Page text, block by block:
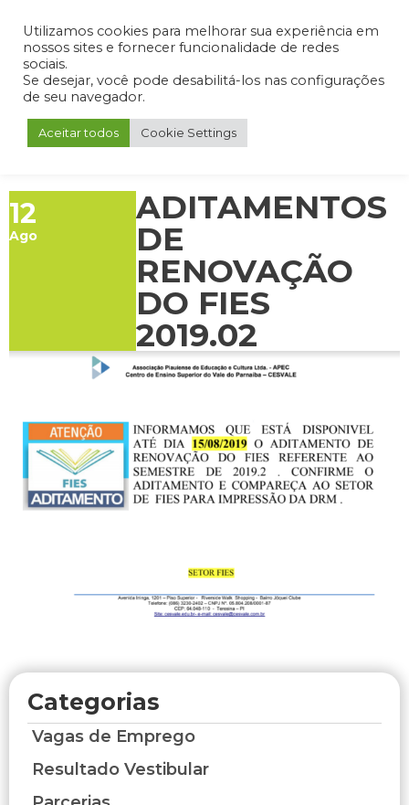
Admin Portal do Aluno Portal do Professor Portal do Coordenador
12
Ago
ADITAMENTOS
DE
RENOVAÇÃO
DO FIES
2019.02
Categorias
Vagas de Emprego
Resultado Vestibular
Utilizamos cookies para melhorar sua experiência em
nossos sites e fornecer funcionalidade de redes
sociais.
Se desejar, você pode desabilitá-los nas configurações
de seu navegador.
Aceitar todos Cookie Settings